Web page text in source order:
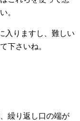
。
入りますし、難しい
下さいね。
繰り返し口の端が